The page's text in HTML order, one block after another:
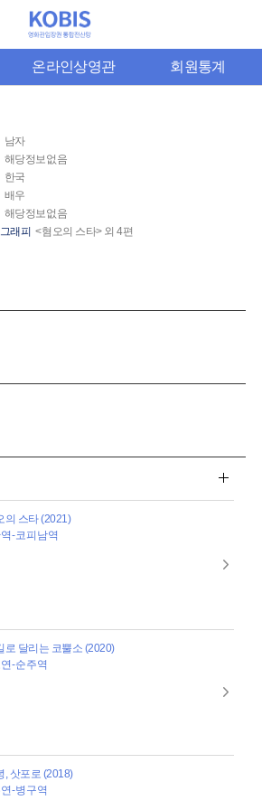
온라인상영관 회원통계
남자
해당정보없음
한국
배우
해당정보없음
래피 <혐오의 스타> 외 4편
의 스타 (2021)
-코피남역
로 달리는 코뿔소 (2020)
-순주역
, 삿포로 (2018)
-병구역